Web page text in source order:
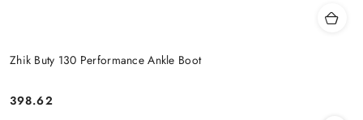
Zhik Buty 130 Performance Ankle Boot
Cena:
398.62